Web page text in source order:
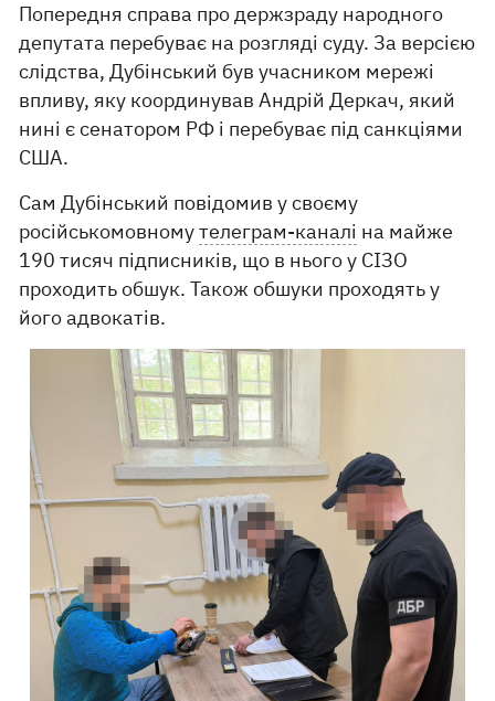
Попередня справа про держзраду народного
депутата перебуває на розгляді суду. За версією
слідства, Дубінський був учасником мережі
впливу, яку координував Андрій Деркач, який
нині є сенатором РФ і перебуває під санкціями
США.
Сам Дубінський повідомив у своєму
російськомовномутелеграм-каналі на майже
190 тисяч підписників, що в нього у СІЗО
проходить обшук. Також обшуки проходять у
його адвокатів.